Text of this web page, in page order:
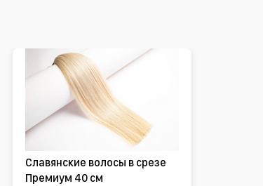
Славянские волосы в срезе
Премиум 40 см